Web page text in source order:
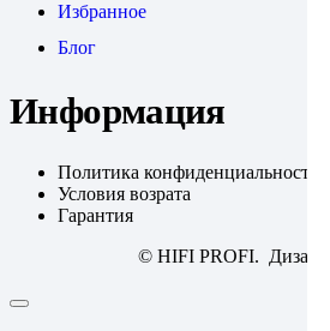
Избранное
Блог
Информация
Политика конфиденциальности
Условия возрата
Гарантия
© HIFI PROFI. Дизайн: